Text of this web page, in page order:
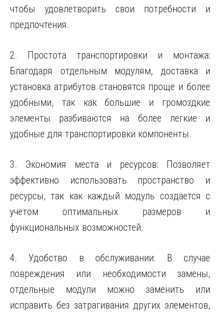
чтобы удовлетворить свои потребности и
предпочтения.
2. Простота транспортировки и монтажа:
Благодаря отдельным модулям, доставка и
установка атрибутов становятся проще и более
удобными, так как большие и громоздкие
элементы разбиваются на более легкие и
удобные для транспортировки компоненты.
3. Экономия места и ресурсов: Позволяет
эффективно использовать пространство и
ресурсы, так как каждый модуль создается с
учетом оптимальных размеров и
функциональных возможностей.
4. Удобство в обслуживании: В случае
повреждения или необходимости замены,
отдельные модули можно заменить или
исправить без затрагивания других элементов,